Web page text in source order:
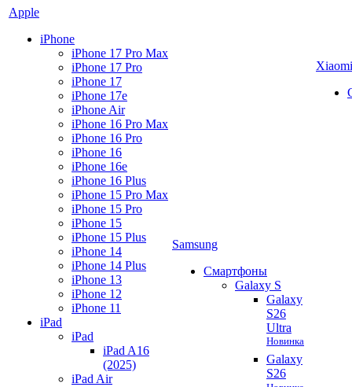
Apple
iPhone
iPhone 17 Pro Max
iPhone 17 Pro
iPhone 17
iPhone 17e
iPhone Air
iPhone 16 Pro Max
iPhone 16 Pro
iPhone 16
iPhone 16e
iPhone 16 Plus
iPhone 15 Pro Max
iPhone 15 Pro
iPhone 15
iPhone 15 Plus
iPhone 14
iPhone 14 Plus
iPhone 13
iPhone 12
iPhone 11
iPad
iPad
iPad A16
(2025)
iPad Air
Samsung
Смартфоны
Galaxy S
Galaxy
S26
Ultra
Новинка
Galaxy
S26
Xiaomi